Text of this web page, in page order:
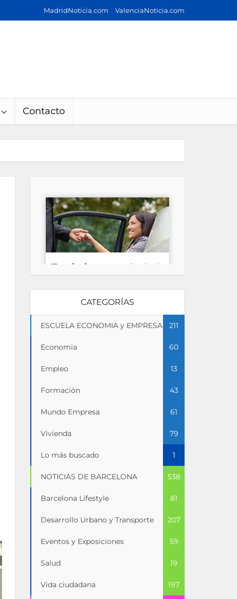
MadridNoticia.com ValenciaNoticia.com
Contacto
CATEGORÍAS
ESCUELA ECONOMIA y EMPRESA 211
Economia 60
Empleo 13
Formación 43
Mundo Empresa 61
Vivienda 79
Lo más buscado 1
NOTICIAS DE BARCELONA 538
Barcelona Lifestyle 81
Desarrollo Urbano y Transporte 207
Eventos y Exposiciones 59
Salud 19
Vida ciudadana 197